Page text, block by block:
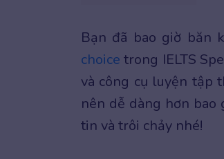
Bạn đã bao giờ băn
choice trong IELTS
và công cụ luyện tập
nên dễ dàng hơn
tin và trôi chảy nhé!